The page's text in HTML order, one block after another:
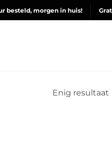
besteld, morgen in huis!
Enig resultaat